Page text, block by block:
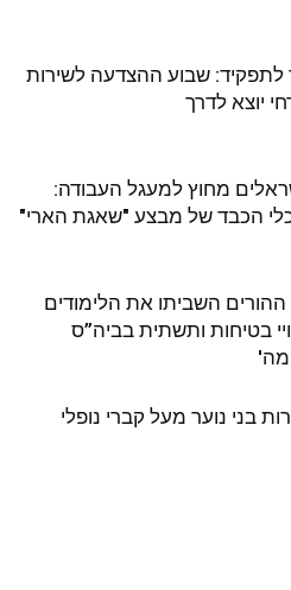
שבוע ההצדעה לשירות
יוצא לדרך
מחוץ למעגל העבודה:
הכבד של מבצע "שאגת הארי"
ההורים השביתו את הלימודים
בטיחות ותשתית בביה”ס
בני נוער מעל קברי נופלי